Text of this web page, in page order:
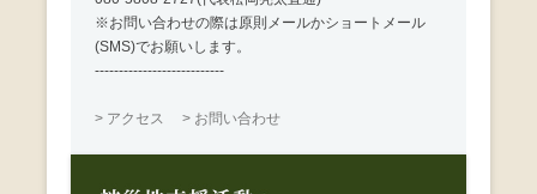
※お問い合わせの際は原則メールかショートメール
(SMS)でお願いします。
---------------------------
> アクセス > お問い合わせ